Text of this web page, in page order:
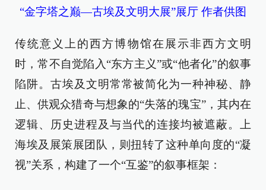
“金字塔之巅—古埃及文明大展”展厅 作者供图
传统意义上的西方博物馆在展示非西方文明
时，常不自觉陷入“东方主义”或“他者化”的叙事
陷阱。古埃及文明常常被简化为一种神秘、静
止、供观众猎奇与想象的“失落的瑰宝”，其内在
逻辑、历史进程及与当代的连接均被遮蔽。上
海埃及展策展团队，则扭转了这种单向度的“凝
视”关系，构建了一个“互鉴”的叙事框架：